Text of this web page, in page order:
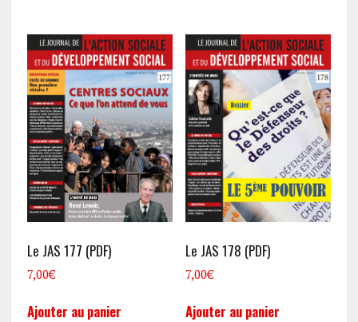
Le JAS 177 (PDF)
7,00€
Ajouter au panier
Le JAS 178 (PDF)
7,00€
Ajouter au panier